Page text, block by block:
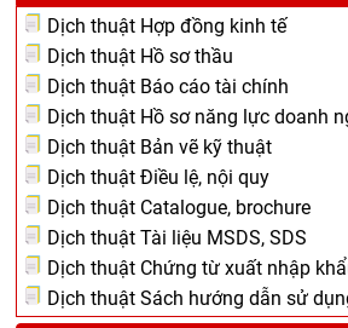
Dịch thuật Hợp đồng kinh tế
Dịch thuật Hồ sơ thầu
Dịch thuật Báo cáo tài chính
Dịch thuật Hồ sơ năng lực doanh
Dịch thuật Bản vẽ kỹ thuật
Dịch thuật Điều lệ, nội quy
Dịch thuật Catalogue, brochure
Dịch thuật Tài liệu MSDS, SDS
Dịch thuật Chứng từ xuất nhập
Dịch thuật Sách hướng dẫn sử